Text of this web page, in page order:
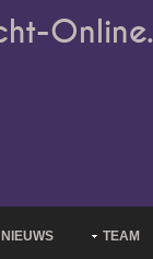
NIEUWS TEAM